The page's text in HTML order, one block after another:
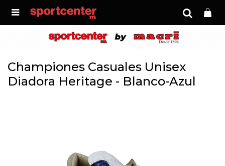

Championes Casuales Unisex
Diadora Heritage - Blanco-Azul